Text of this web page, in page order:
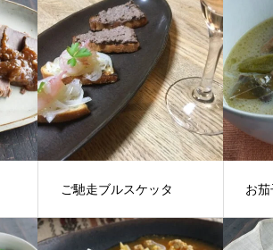
ご馳走ブルスケッタ お